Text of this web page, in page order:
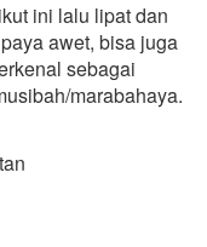
ini lalu lipat dan
awet, bisa juga
sebagai
marabahaya.